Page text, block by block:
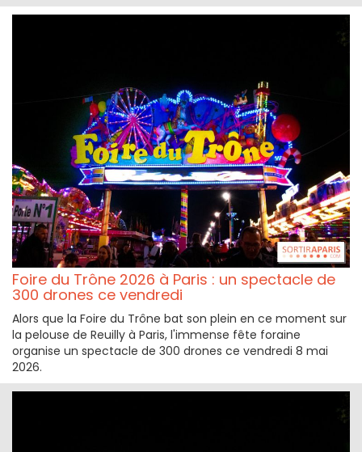
Foire du Trône 2026 à Paris : un spectacle de
300 drones ce vendredi
Alors que la Foire du Trône bat son plein en ce moment sur
la pelouse de Reuilly à Paris, l'immense fête foraine
organise un spectacle de 300 drones ce vendredi 8 mai
2026.